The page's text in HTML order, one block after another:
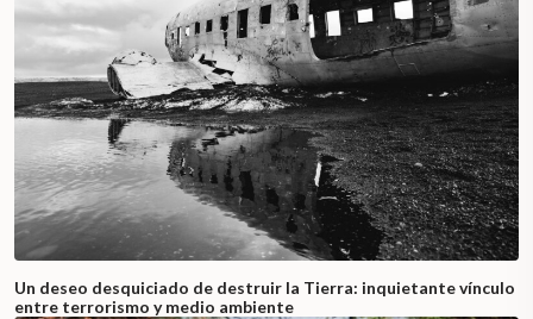
Un deseo desquiciado de destruir la Tierra: inquietante vínculo
entre terrorismo y medio ambiente